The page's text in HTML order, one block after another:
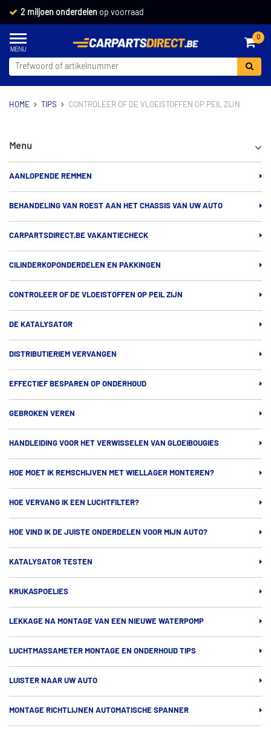
2 miljoen onderdelen op voorraad
0
HOME TIPS CONTROLEER OF DE VLOEISTOFFEN OP PEIL ZIJN
Menu
AANLOPENDE REMMEN
BEHANDELING VAN ROEST AAN HET CHASSIS VAN UW AUTO
CARPARTSDIRECT.BE VAKANTIECHECK
CILINDERKOPONDERDELEN EN PAKKINGEN
CONTROLEER OF DE VLOEISTOFFEN OP PEIL ZIJN
DE KATALYSATOR
DISTRIBUTIERIEM VERVANGEN
EFFECTIEF BESPAREN OP ONDERHOUD
GEBROKEN VEREN
HANDLEIDING VOOR HET VERWISSELEN VAN GLOEIBOUGIES
HOE MOET IK REMSCHIJVEN MET WIELLAGER MONTEREN?
HOE VERVANG IK EEN LUCHTFILTER?
HOE VIND IK DE JUISTE ONDERDELEN VOOR MIJN AUTO?
KATALYSATOR TESTEN
KRUKASPOELIES
LEKKAGE NA MONTAGE VAN EEN NIEUWE WATERPOMP
LUCHTMASSAMETER MONTAGE EN ONDERHOUD TIPS
LUISTER NAAR UW AUTO
MONTAGE RICHTLIJNEN AUTOMATISCHE SPANNER